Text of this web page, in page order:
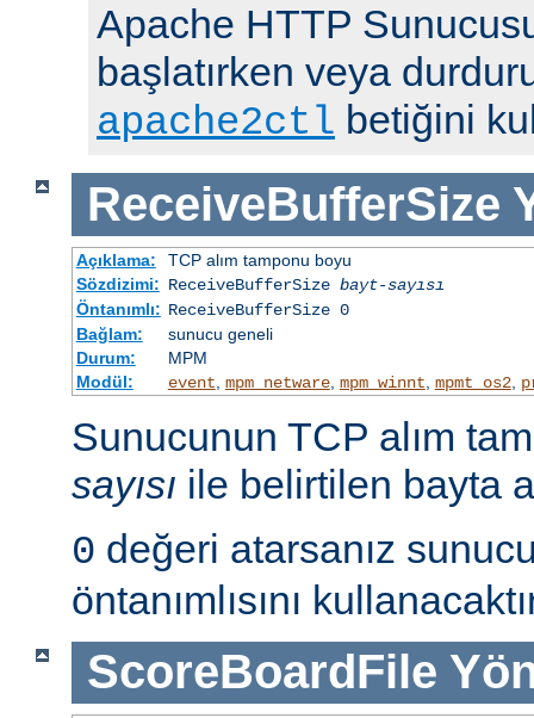
Apache HTTP
başlatırken veya
apache2ctl betiğini
ReceiveBufferSize
Açıklama:
TCP alım tamponu boyu
Sözdizimi: ReceiveBufferSize bayt-sayısı
Öntanımlı: ReceiveBufferSize 0
Bağlam:
sunucu geneli
Durum:
MPM
Modül:
event mpm_netware, mpm_winnt mpmt_os2,
Sunucunun TCP alım
sayısı ile belirtilen bayta
0 değeri atarsanız
öntanımlısını
ScoreBoardFile